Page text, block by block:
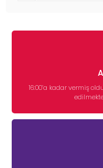
16:00’a kadar vermiş